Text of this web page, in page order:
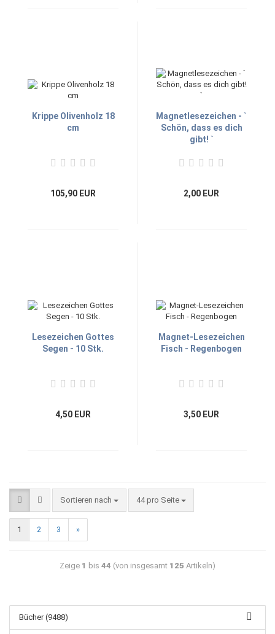
Krippe Olivenholz 18
cm
105,90 EUR
Magnetlesezeichen - `
Schön, dass es dich
gibt! `
2,00 EUR
Lesezeichen Gottes
Segen - 10 Stk.
4,50 EUR
Magnet-Lesezeichen
Fisch - Regenbogen
3,50 EUR
Sortieren nach 44 pro Seite
1 2 3 »
Zeige 1 bis 44 (von insgesamt 125 Artikeln)
Bücher (9488)